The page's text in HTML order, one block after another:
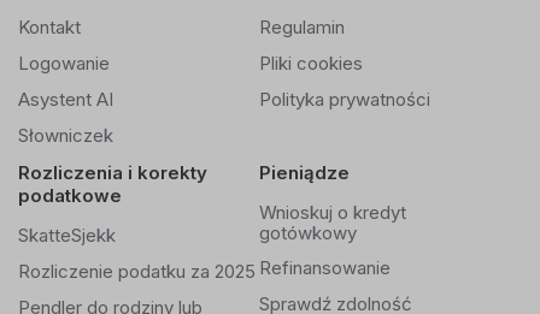
Kontakt
Logowanie
Asystent AI
Słowniczek
Regulamin
Pliki cookies
Polityka prywatności
Rozliczenia i korekty
podatkowe
SkatteSjekk
Rozliczenie podatku za 2025
Pendler do rodziny lub
Pieniądze
Wnioskuj o kredyt
gotówkowy
Refinansowanie
Sprawdź zdolność